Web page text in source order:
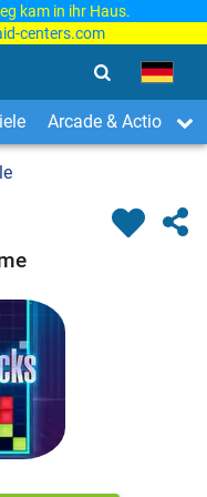
kam in ihr Haus.
centers.com
Arcade & Action